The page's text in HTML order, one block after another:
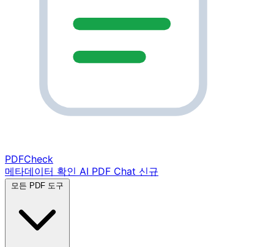
PDFCheck
메타데이터 확인 AI PDF Chat 신규
모든 PDF 도구